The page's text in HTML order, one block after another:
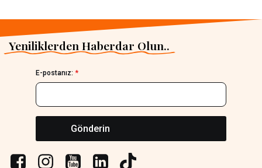
Yeniliklerden Haberdar Olun..
E-postanız: *
Gönderin